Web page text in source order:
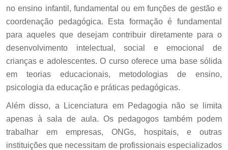
no ensino infantil, fundamental ou em funções de gestão e
coordenação pedagógica. Esta formação é fundamental
para aqueles que desejam contribuir diretamente para o
desenvolvimento intelectual, social e emocional de
crianças e adolescentes. O curso oferece uma base sólida
em teorias educacionais, metodologias de ensino,
psicologia da educação e práticas pedagógicas.
Além disso, a Licenciatura em Pedagogia não se limita
apenas à sala de aula. Os pedagogos também podem
trabalhar em empresas, ONGs, hospitais, e outras
instituições que necessitam de profissionais especializados